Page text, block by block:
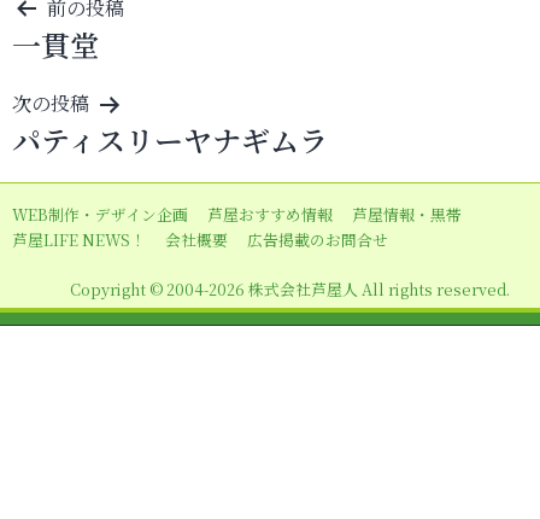
投
稿
ナ
ビ
ゲ
ー
シ
ン
前の投稿
一貫堂
次の投稿
パティスリーヤナギムラ
WEB制作・デザイン企画 芦屋おすすめ情報
芦屋情報・黒帯
芦屋LIFE NEWS！
会社概要 広告掲載のお問合せ
Copyright © 2004-2026 株式会社芦屋人 All rights reserved.